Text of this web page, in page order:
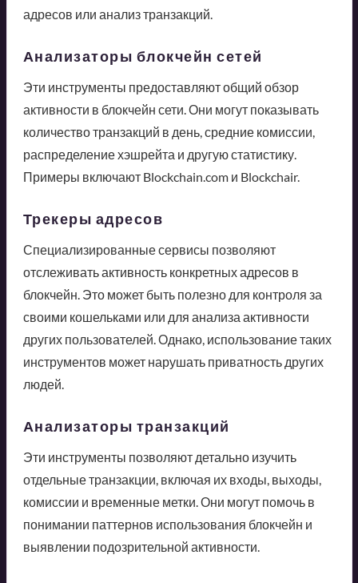
адресов или анализ транзакций.
Анализаторы блокчейн сетей
Эти инструменты предоставляют общий обзор
активности в блокчейн сети. Они могут показывать
количество транзакций в день, средние комиссии,
распределение хэшрейта и другую статистику.
Примеры включают Blockchain.com и Blockchair.
Трекеры адресов
Специализированные сервисы позволяют
отслеживать активность конкретных адресов в
блокчейн. Это может быть полезно для контроля за
своими кошельками или для анализа активности
других пользователей. Однако, использование таких
инструментов может нарушать приватность других
людей.
Анализаторы транзакций
Эти инструменты позволяют детально изучить
отдельные транзакции, включая их входы, выходы,
комиссии и временные метки. Они могут помочь в
понимании паттернов использования блокчейн и
выявлении подозрительной активности.